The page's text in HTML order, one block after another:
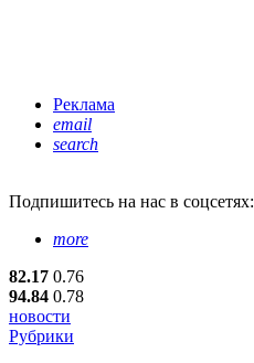
Реклама
email
search
Подпишитесь на нас в соцсетях:
more
82.17 0.76
94.84 0.78
новости
Рубрики